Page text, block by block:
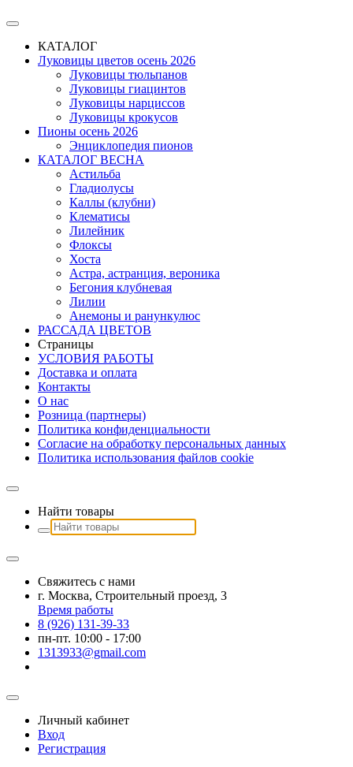
КАТАЛОГ
Луковицы цветов осень 2026
Луковицы тюльпанов
Луковицы гиацинтов
Луковицы нарциссов
Луковицы крокусов
Пионы осень 2026
Энциклопедия пионов
КАТАЛОГ ВЕСНА
Астильба
Гладиолусы
Каллы (клубни)
Клематисы
Лилейник
Флоксы
Хоста
Астра, астранция, вероника
Бегония клубневая
Лилии
Анемоны и ранункулюс
РАССАДА ЦВЕТОВ
Страницы
УСЛОВИЯ РАБОТЫ
Доставка и оплата
Контакты
О наc
Розница (партнеры)
Политика конфиденциальности
Согласие на обработку персональных данных
Политика использования файлов сookie
Найти товары
Свяжитесь с нами
г. Москва, Строительный проезд, 3
Время работы
8 (926) 131-39-33
пн-пт. 10:00 - 17:00
1313933@gmail.com
Личный кабинет
Вход
Регистрация